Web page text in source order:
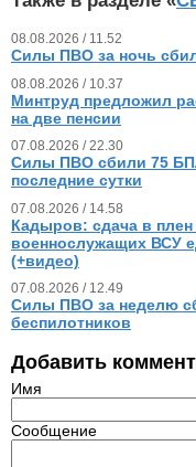
08.08.2026 / 11.52
Силы ПВО за ночь
08.08.2026 / 10.37
Минтруд предложил
на две пенсии
07.08.2026 / 22.30
Силы ПВО сбили 75
последние сутки
07.08.2026 / 14.58
Кадыров: сдача в плен
военнослужащих ВСУ
(+видео)
07.08.2026 / 12.49
Силы ПВО за неделю
беспилотников
Добавить
Имя
Сообщение